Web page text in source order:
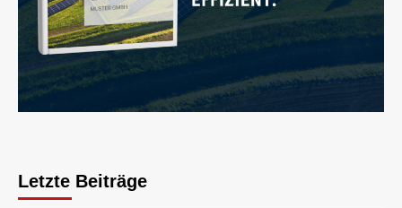
Letzte Beiträge